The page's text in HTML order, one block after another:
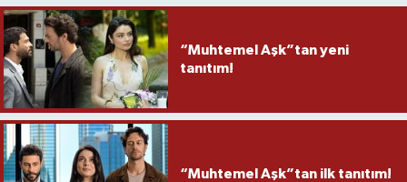
“Muhtemel Aşk”tan yeni
tanıtım!
“Muhtemel Aşk”tan ilk tanıtım!